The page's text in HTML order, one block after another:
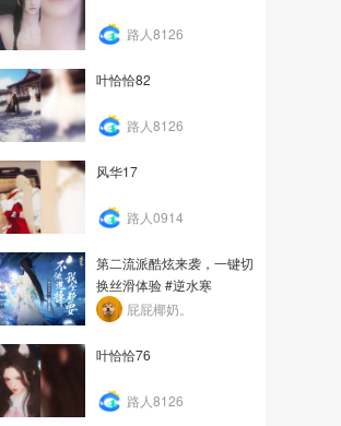
路人8126
叶恰恰82
路人8126
风华17
路人0914
第二流派酷炫来袭，一键切
换丝滑体验 #逆水寒
屁屁椰奶。
叶恰恰76
路人8126